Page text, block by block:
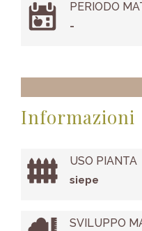
PERIODO
-
Informazioni
USO PIANTA
siepe
SVILUPPO